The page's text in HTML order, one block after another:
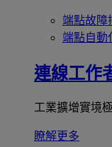
端點故障
端點自動
連線工作
工業擴增實境
瞭解更多